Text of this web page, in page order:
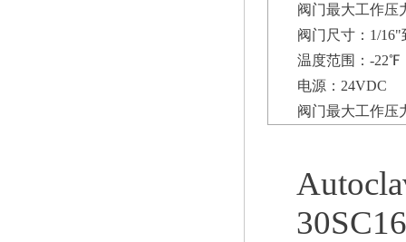
阀门最大工作压
阀门尺寸：1/16"
温度范围：-
电源：24VDC
阀门最大工作压